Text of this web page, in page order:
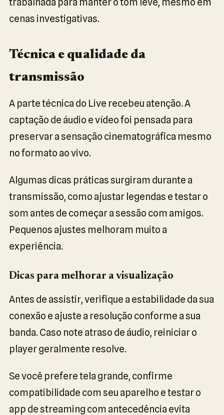
cenas investigativas.
Técnica e qualidade da
transmissão
A parte técnica do Live recebeu atenção. A
captação de áudio e vídeo foi pensada para
preservar a sensação cinematográfica mesmo
no formato ao vivo.
Algumas dicas práticas surgiram durante a
transmissão, como ajustar legendas e testar o
som antes de começar a sessão com amigos.
Pequenos ajustes melhoram muito a
experiência.
Dicas para melhorar a visualização
Antes de assistir, verifique a estabilidade da sua
conexão e ajuste a resolução conforme a sua
banda. Caso note atraso de áudio, reiniciar o
player geralmente resolve.
Se você prefere tela grande, confirme
compatibilidade com seu aparelho e testar o
app de streaming com antecedência evita